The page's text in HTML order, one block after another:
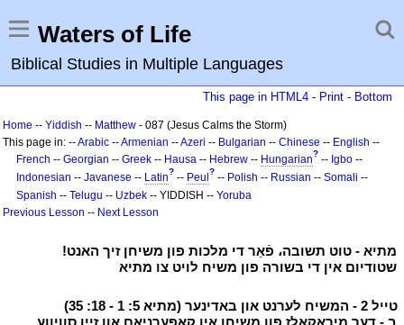
Waters of Life
Biblical Studies in Multiple Languages
This page in HTML4 - Print - Bottom
Home -- Yiddish -- Matthew - 087 (Jesus Calms the Storm)
This page in: --Arabic --Armenian --Azeri -- Bulgarian -- Chinese -- English --
French -- Georgian -- Greek -- Hausa -- Hebrew -- Hungarian? -- Igbo --
Indonesian -- Javanese -- Latin? -- Peul ? -- Polish -- Russian -- Somali --
Spanish -- Telugu -- Uzbek -- YIDDISH -- Yoruba
Previous Lesson -- Next Lesson
מתיא - טוט תשובה، פֿאַר די מלכות פון משיחן זיך האנט!
שטודיום אין די בשורה פון משיח לויט צו מתיא
טייל 2 - המשיח לערנט און באדינער (מתיא 5: 1 - 18: 35)
ב - דער מיראַקאַלז פון משיחן אין קאַפּערניאַם און זייַן סוויווע